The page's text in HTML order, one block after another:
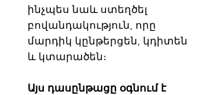
ինչպես նաև ստեղծել
բովանդակություն, որը
մարդիկ կընթերցեն, կդիտեն
և կտարածեն։
Այս դասընթացը օգնում է